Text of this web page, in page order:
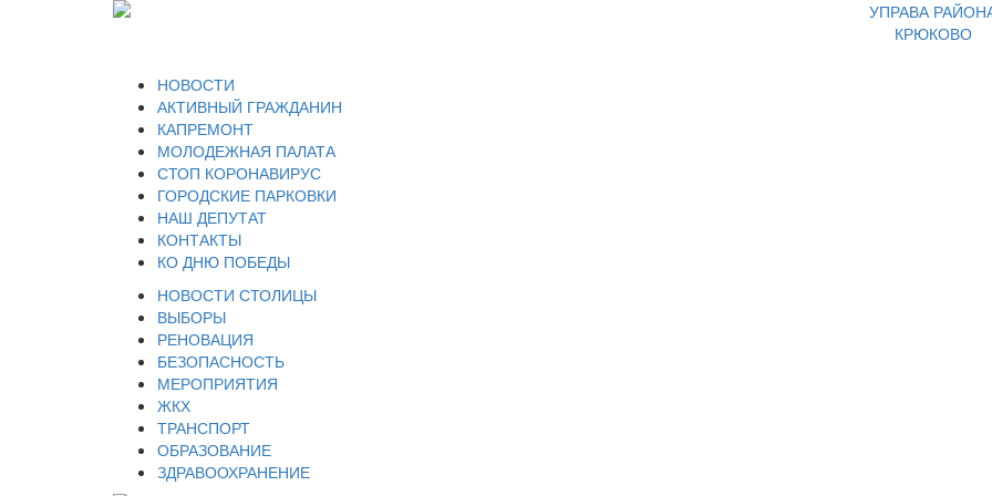
УПРАВА
КРЮКОВО
НОВОСТИ
АКТИВНЫЙ ГРАЖДАНИН
КАПРЕМОНТ
МОЛОДЕЖНАЯ ПАЛАТА
СТОП КОРОНАВИРУС
ГОРОДСКИЕ ПАРКОВКИ
НАШ ДЕПУТАТ
КОНТАКТЫ
КО ДНЮ ПОБЕДЫ
НОВОСТИ СТОЛИЦЫ
ВЫБОРЫ
РЕНОВАЦИЯ
БЕЗОПАСНОСТЬ
МЕРОПРИЯТИЯ
ЖКХ
ТРАНСПОРТ
ОБРАЗОВАНИЕ
ЗДРАВООХРАНЕНИЕ